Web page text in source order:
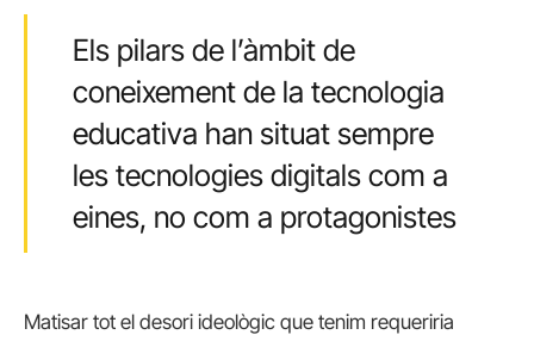
Els pilars de l’àmbit de
coneixement de la tecnologia
educativa han situat sempre
les tecnologies digitals com a
eines, no com a protagonistes
Matisar tot el desori ideològic que tenim requeriria